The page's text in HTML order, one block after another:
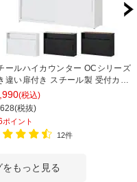
ールハイカウンター OCシリーズ
違い扉付き スチール製 受付カウ
ー オフィス 収納 鍵付き 接客 幅
奥行450×高さ1000mm
(税込)
税抜)
ポイント
12件
もっと見る